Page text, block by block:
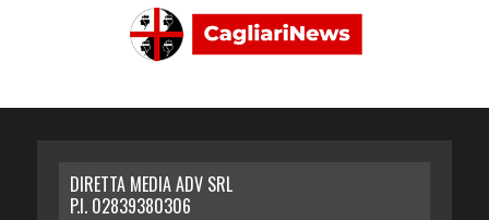
DIRETTA MEDIA ADV SRL
P.I. 02839380306